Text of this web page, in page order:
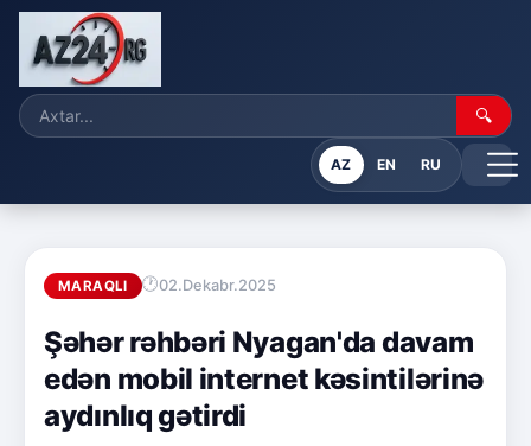
🔍
AZ EN RU
MARAQLI 02.Dekabr.2025
Şəhər rəhbəri Nyagan'da davam
edən mobil internet kəsintilərinə
aydınlıq gətirdi